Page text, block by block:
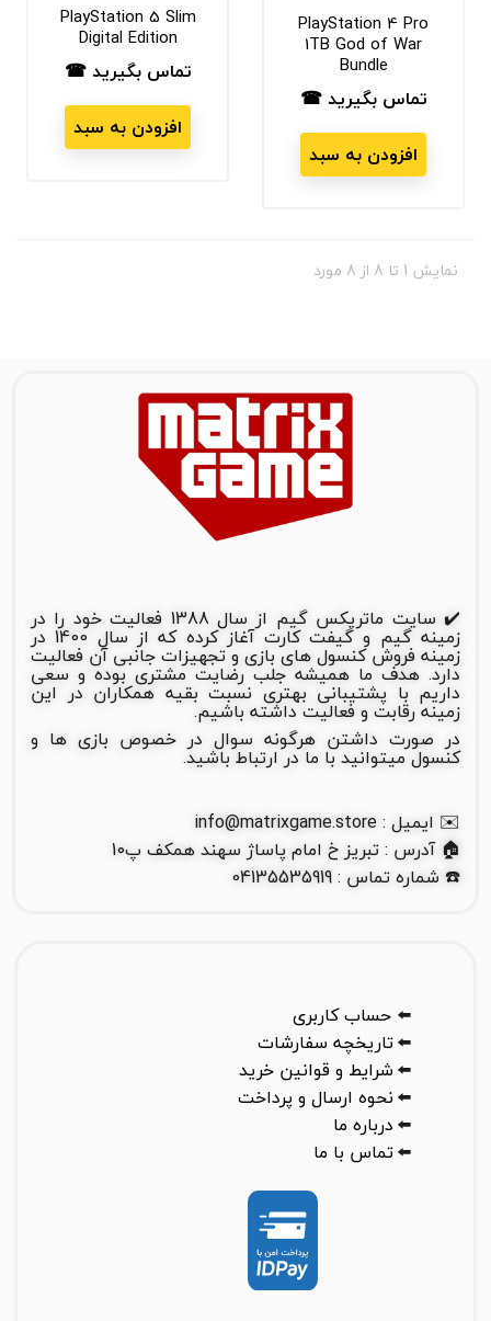
PlayStation 4 Pro
1TB God of War
Bundle
قیمت
تماس بگیرید ☎
افزودن به سبد
PlayStation 5 Slim
Digital Edition
قیمت
تماس بگیرید ☎
افزودن به سبد
نمایش 1 تا 8 از 8 مورد
✔️ سایت ماتریکس گیم از سال 1388 فعالیت خود را در
زمینه گیم و گیفت کارت آغاز کرده که از سال 1400 در
زمینه فروش کنسول های بازی و تجهیزات جانبی آن فعالیت
دارد. هدف ما همیشه جلب رضایت مشتری بوده و سعی
داریم با پشتیبانی بهتری نسبت بقیه همکاران در این
زمینه رقابت و فعالیت داشته باشیم.
در صورت داشتن هرگونه سوال در خصوص بازی ها و
کنسول میتوانید با ما در ارتباط باشید.
✉️ ایمیل : info@matrixgame.store
🏠 آدرس : تبریز خ امام پاساژ سهند همکف پ10
☎️ شماره تماس : 04135535919
⬅️ حساب کاربری
⬅️تاریخچه سفارشات
⬅️شرایط و قوانین خرید
⬅️نحوه ارسال و پرداخت
⬅️درباره ما
⬅️تماس با ما